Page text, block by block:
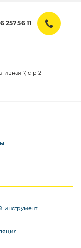
257 56 11
7, стр 2
инструмент